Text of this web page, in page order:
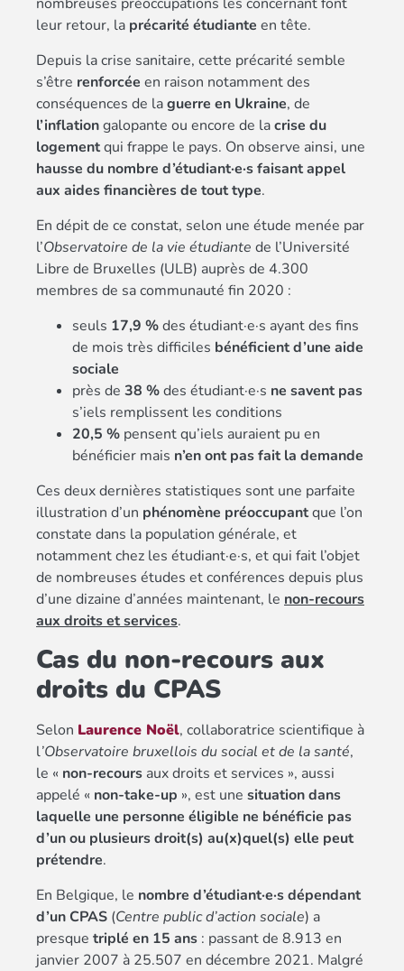
leur retour, la précarité étudiante en tête.
Depuis la crise sanitaire, cette précarité semble
s’être renforcée en raison notamment des
conséquences de laguerre en Ukraine, de
l’inflationgalopante ou encore de lacrise du
logementqui frappe le pays. On observe ainsi, une
hausse du nombre d’étudiant·e·s faisant appel
aux aides financières de tout type.
En dépit de ce constat, selon une étude menée par
l’Observatoire de la vie étudiante de l’Université
Libre de Bruxelles (ULB) auprès de 4.300
membres de sa communauté fin 2020 :
seuls 17,9 %des étudiant·e·s ayant des fins
de mois très difficiles bénéficient d’une aide
sociale
près de 38 %des étudiant·e·s ne savent pas
s’iels remplissent les conditions
20,5 % pensent qu’iels auraient pu en
bénéficier mais n’en ont pas fait la demande
Ces deux dernières statistiques sont une parfaite
illustration d’un phénomène préoccupantque l’on
constate dans la population générale, et
notamment chez les étudiant·e·s, et qui fait l’objet
de nombreuses études et conférences depuis plus
d’une dizaine d’années maintenant, le non-recours
aux droits et services.
Cas du non-recours aux
droits du CPAS
Selon Laurence Noël, collaboratrice scientifique à
l’Observatoire bruxellois du social et de la santé,
le « non-recours aux droits et services », aussi
appelé « non-take-up », est une situation dans
laquelle une personne éligible ne bénéficie pas
d’un ou plusieurs droit(s) au(x)quel(s) elle peut
prétendre.
En Belgique, le nombre d’étudiant·e·s dépendant
d’un CPAS (Centre public d’action sociale) a
presque triplé en 15 ans : passant de 8.913 en
janvier 2007 à 25.507 en décembre 2021. Malgré